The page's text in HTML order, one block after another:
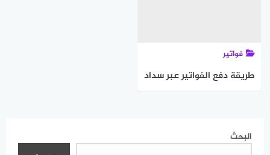
فواتير
طريقة دفع الفواتير عبر سداد
البحث